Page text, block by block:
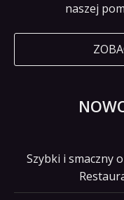
naszej
Szybki i smaczny